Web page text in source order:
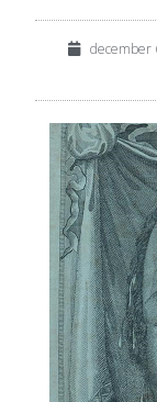
december